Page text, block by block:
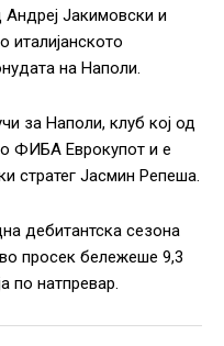
Јакимовски и
италијанското
на Наполи.
за Наполи, клуб кој од
ФИБА Еврокупот и е
стратег Јасмин Репеша.
дебитантска сезона
просек бележеше 9,3
по натпревар.